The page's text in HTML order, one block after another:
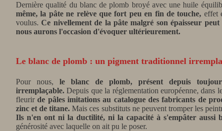
Dernière qualité du blanc de plomb broyé avec une huile
même, la pâte ne relève que fort peu en fin de touche, effet
voulus.Ce nivellement de la pâte malgré son épaisseur
nous aurons l'occasion d'évoquer ultérieurement.
Le blanc de plomb : un pigment traditionnel
Pour nous, le blanc de plomb, présent depuis
irremplaçable. Depuis que la réglementation européenne, dans
fleurirde pâles imitations au catalogue des fabricants de
zinc et de titane. Mais ces substituts ne peuvent tromper les
Ils n'en ont ni la ductilité, ni la capacité à s'empâter aussi
générosité avec laquelle on ait pu le poser.